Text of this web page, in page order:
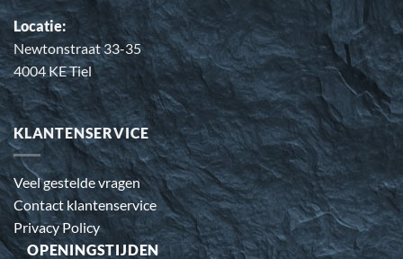
Locatie:
Newtonstraat 33-35
4004 KE Tiel
KLANTENSERVICE
Veel gestelde vragen
Contact klantenservice
Privacy Policy
OPENINGSTIJDEN